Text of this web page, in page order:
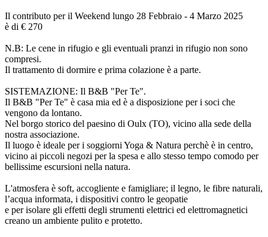
Il contributo per il Weekend lungo 28 Febbraio - 4 Marzo 2025
è di € 270
N.B: Le cene in rifugio e gli eventuali pranzi in rifugio non sono
compresi.
Il trattamento di dormire e prima colazione è a parte.
SISTEMAZIONE: Il B&B "Per Te".
Il B&B "Per Te" è casa mia ed è a disposizione per i soci che
vengono da lontano.
Nel borgo storico del paesino di Oulx (TO), vicino alla sede della
nostra associazione.
Il luogo è ideale per i soggiorni Yoga & Natura perchè è in centro,
vicino ai piccoli negozi per la spesa e allo stesso tempo comodo per
bellissime escursioni nella natura.
L'atmosfera è soft, accogliente e famigliare; il legno, le fibre naturali,
l’acqua informata, i dispositivi contro le geopatie
e per isolare gli effetti degli strumenti elettrici ed elettromagnetici
creano un ambiente pulito e protetto.